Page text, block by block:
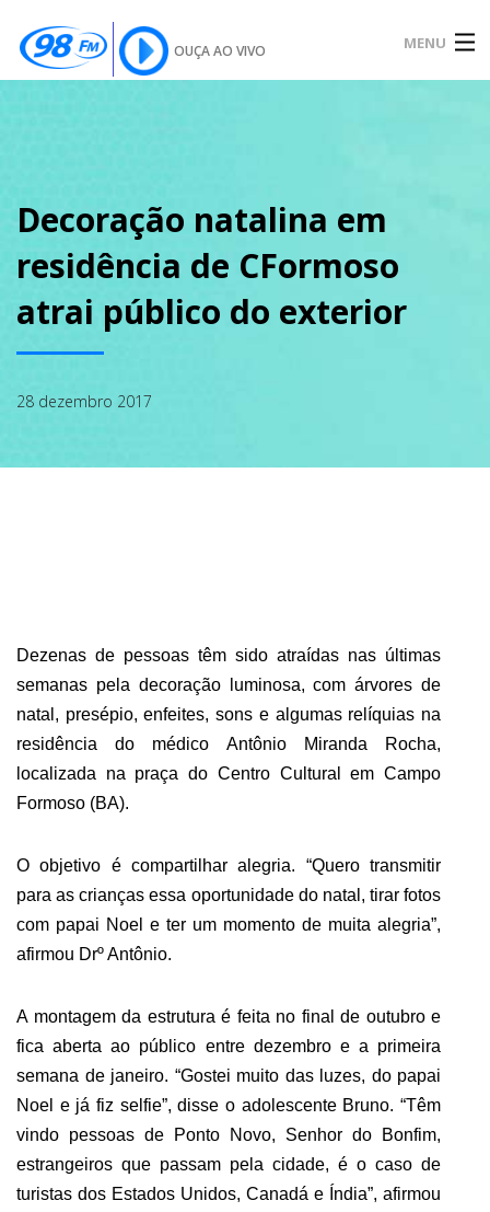
OUÇA AO VIVO MENU
SOBRE
Decoração natalina em
residência de CFormoso
atrai público do exterior
28 dezembro 2017
Dezenas de pessoas têm sido atraídas nas últimas
semanas pela decoração luminosa, com árvores de
natal, presépio, enfeites, sons e algumas relíquias na
residência do médico Antônio Miranda Rocha,
localizada na praça do Centro Cultural em Campo
Formoso (BA).
O objetivo é compartilhar alegria. “Quero transmitir
para as crianças essa oportunidade do natal, tirar fotos
com papai Noel e ter um momento de muita alegria”,
afirmou Drº Antônio.
A montagem da estrutura é feita no final de outubro e
fica aberta ao público entre dezembro e a primeira
semana de janeiro. “Gostei muito das luzes, do papai
Noel e já fiz selfie”, disse o adolescente Bruno. “Têm
vindo pessoas de Ponto Novo, Senhor do Bonfim,
estrangeiros que passam pela cidade, é o caso de
turistas dos Estados Unidos, Canadá e Índia”, afirmou